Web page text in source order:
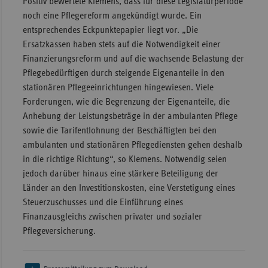
noch eine Pflegereform angekündigt wurde. Ein
entsprechendes Eckpunktepapier liegt vor. „Die
Ersatzkassen haben stets auf die Notwendigkeit einer
Finanzierungsreform und auf die wachsende Belastung der
Pflegebedürftigen durch steigende Eigenanteile in den
stationären Pflegeeinrichtungen hingewiesen. Viele
Forderungen, wie die Begrenzung der Eigenanteile, die
Anhebung der Leistungsbeträge in der ambulanten Pflege
sowie die Tarifentlohnung der Beschäftigten bei den
ambulanten und stationären Pflegediensten gehen deshalb
in die richtige Richtung“, so Klemens. Notwendig seien
jedoch darüber hinaus eine stärkere Beteiligung der
Länder an den Investitionskosten, eine Verstetigung eines
Steuerzuschusses und die Einführung eines
Finanzausgleichs zwischen privater und sozialer
Pflegeversicherung.